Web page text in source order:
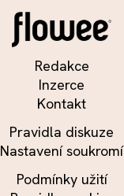
Redakce
Inzerce
Kontakt
Pravidla diskuze
Nastavení soukromí
Podmínky užití